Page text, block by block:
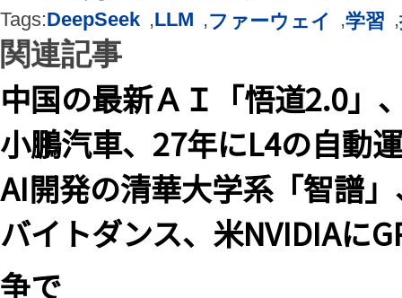
Tags:DeepSeek ,LLM ,ファーウェイ ,学習 ,
関連記事
中国の最新ＡＩ「悟道2.0」
小鵬汽車、27年にL4の自動
AI開発の清華大学系「智譜
バイトダンス、米NVIDIAに
争で